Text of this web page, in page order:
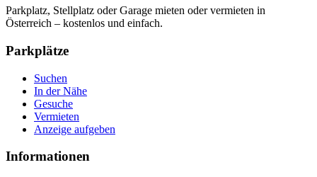
Parkplatz, Stellplatz oder Garage mieten oder vermieten in
Österreich – kostenlos und einfach.
Parkplätze
Suchen
In der Nähe
Gesuche
Vermieten
Anzeige aufgeben
Informationen